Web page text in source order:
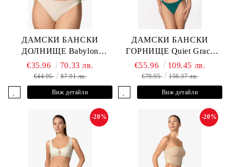
ДАМСКИ БАНСКИ
ДОЛНИЩЕ Babylon
L2613-Z-MTB MARC &
ANDRE
€35.96 70.33 лв.
€44.95 87.91 лв.
Виж детайли
ДАМСКИ БАНСКИ
ГОРНИЩЕ Quiet Grace
L2607-Y-352 MARC &
ANDRE
€55.96 109.45 лв.
€79.95 156.37 лв.
Виж детайли
-20% -20%